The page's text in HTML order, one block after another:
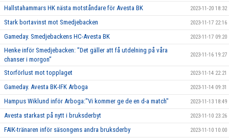
Hallstahammars HK nästa motståndare för Avesta BK 2023-11-20 18:32
Stark bortavinst mot Smedjebacken 2023-11-17 22:16
Gameday. Smedjebackens HC-Avesta BK 2023-11-17 09:20
Henke inför Smedjebacken: ”Det gäller att få utdelning på våra
chanser i morgon”
2023-11-16 19:27
Storförlust mot topplaget 2023-11-14 22:21
Gameday. Avesta BK-IFK Arboga 2023-11-14 09:31
Hampus Wiklund inför Arboga:"Vi kommer ge de en d-a match" 2023-11-13 18:49
Avesta starkast på nytt i bruksderbyt 2023-11-10 23:26
FAIK-tränaren inför säsongens andra bruksderby 2023-11-10 10:00